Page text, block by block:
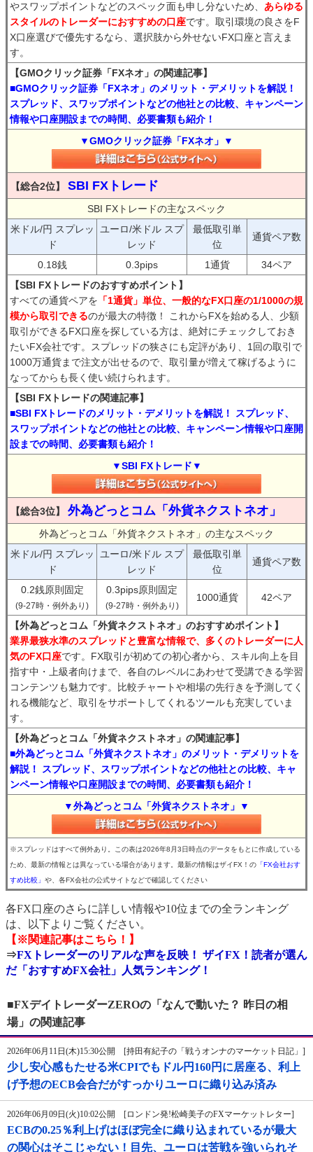
やスワップポイントなどのスペック面も申し分ないため、 あらゆる
スタイルのトレーダーにおすすめの口座です。取引環境の良さをF
X口座選びで優先するなら、選択肢から外せないFX口座と言えま
す。
【GMOクリック証券「FXネオ」の関連記事】
■GMOクリック証券「FXネオ」のメリット・デメリットを解説！
スプレッド、スワップポイントなどの他社との比較、キャンペーン
情報や口座開設までの時間、必要書類も紹介！
▼GMOクリック証券「FXネオ」▼
【総合2位】 SBI FXトレード
SBI FXトレードの主なスペック
米ドル/円 スプレッ
ド
ユーロ/米ドル スプ
レッド
最低取引単
位
通貨ペア数
0.18銭 0.3pips 1通貨
34ペア
【SBI FXトレードのおすすめポイント】
すべての通貨ペアを 「1通貨」単位、一般的なFX口座の1/1000の規
模から取引できるのが最大の特徴！ これからFXを始める人、少額
取引ができるFX口座を探している方は、絶対にチェックしておき
たいFX会社です。スプレッドの狭さにも定評があり、1回の取引で
1000万通貨まで注文が出せるので、取引量が増えて稼げるように
なってからも長く使い続けられます。
【SBI FXトレードの関連記事】
■SBI FXトレードのメリット・デメリットを解説！ スプレッド、
スワップポイントなどの他社との比較、キャンペーン情報や口座開
設までの時間、必要書類も紹介！
▼SBI FXトレード▼
【総合3位】 外為どっとコム「外貨ネクストネオ」
外為どっとコム「外貨ネクストネオ」の主なスペック
米ドル/円 スプレッ
ド
ユーロ/米ドル スプ
レッド
最低取引単
位
通貨ペア数
0.2銭原則固定
(9-27時・例外あり)
0.3pips原則固定
(9-27時・例外あり)
1000通貨 42ペア
【外為どっとコム「外貨ネクストネオ」のおすすめポイント】
業界最狭水準のスプレッドと豊富な情報で、多くのトレーダーに人
気のFX口座です。FX取引が初めての初心者から、スキル向上を目
指す中・上級者向けまで、各自のレベルにあわせて受講できる学習
コンテンツも魅力です。比較チャートや相場の先行きを予測してく
れる機能など、取引をサポートしてくれるツールも充実していま
す。
【外為どっとコム「外貨ネクストネオ」の関連記事】
■外為どっとコム「外貨ネクストネオ」のメリット・デメリットを
解説！ スプレッド、スワップポイントなどの他社との比較、キャ
ンペーン情報や口座開設までの時間、必要書類も紹介！
▼外為どっとコム「外貨ネクストネオ」▼
※スプレッドはすべて例外あり。この表は2026年8月3日時点のデータをもとに作成している
ため、最新の情報とは異なっている場合があります。最新の情報はザイFX！の 「FX会社おす
すめ比較」 や、各FX会社の公式サイトなどで確認してください
各FX口座のさらに詳しい情報や10位までの全ランキング
は、以下よりご覧ください。
【※関連記事はこちら！】
⇒FXトレーダーのリアルな声を反映！ ザイFX！読者が選ん
だ「おすすめFX会社」人気ランキング！
■FXデイトレーダーZEROの「なんで動いた？ 昨日の相
場」の関連記事
2026年06月11日(木)15:30公開 [持田有紀子の「戦うオンナのマーケット日記」]
少し安心感もたせる米CPIでもドル円160円に居座る、利上
げ予想のECB会合だがすっかりユーロに織り込み済み
2026年06月09日(火)10:02公開 [ロンドン発!松崎美子のFXマーケットレター]
ECBの0.25％利上げはほぼ完全に織り込まれているが最大
の関心はそこじゃない！目先、ユーロは苦戦を強いられそ